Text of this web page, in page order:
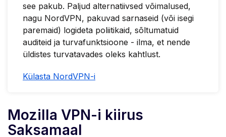
see pakub. Paljud alternatiivsed võimalused,
nagu NordVPN, pakuvad sarnaseid (või isegi
paremaid) logideta poliitikaid, sõltumatuid
auditeid ja turvafunktsioone - ilma, et nende
üldistes turvatavades oleks kahtlust.
Külasta NordVPN-i
Mozilla VPN-i kiirus
Saksamaal